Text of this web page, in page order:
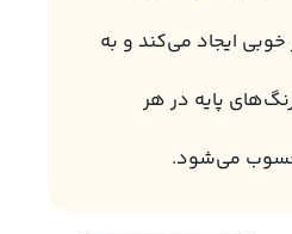
ایجاد می‌کند و به
پایه در هر
می‌شود.